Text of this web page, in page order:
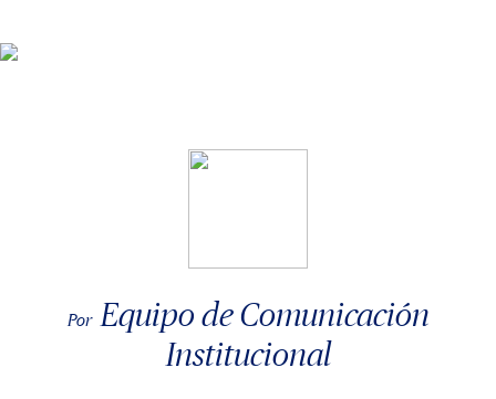
Por Equipo de Comunicación
Institucional